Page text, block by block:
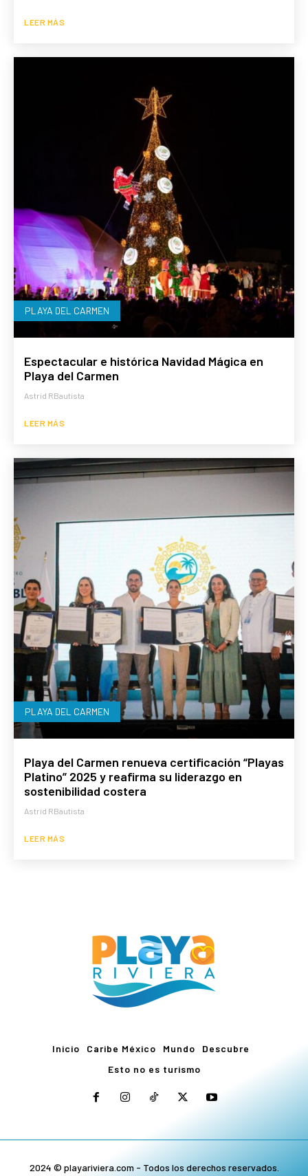
LEER MÁS
PLAYA DEL CARMEN
Espectacular e histórica Navidad Mágica en
Playa del Carmen
Astrid RBautista
LEER MÁS
PLAYA DEL CARMEN
Playa del Carmen renueva certificación “Playas
Platino” 2025 y reafirma su liderazgo en
sostenibilidad costera
Astrid RBautista
LEER MÁS
Inicio Caribe México Mundo
Descubre
Esto no es turismo
2024 © playariviera.com - Todos los derechos reservados.